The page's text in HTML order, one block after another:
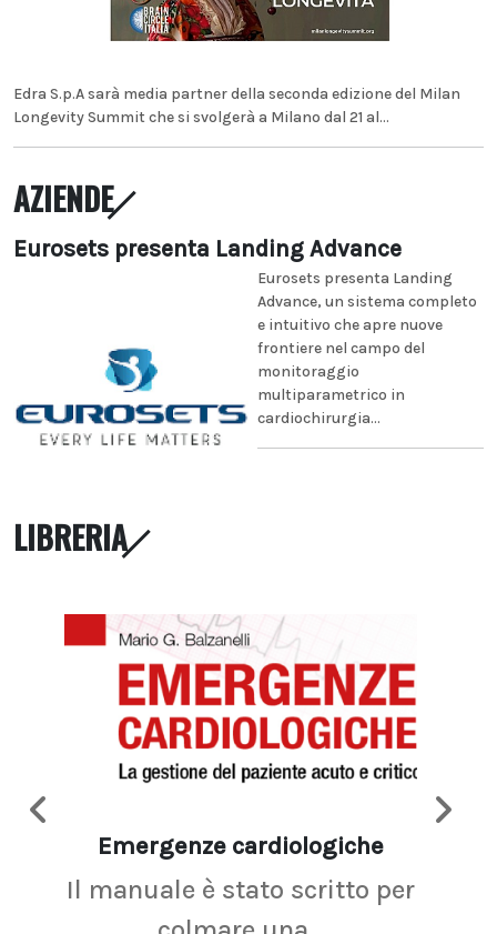
Edra S.p.A sarà media partner della seconda edizione del Milan
Longevity Summit che si svolgerà a Milano dal 21 al...
AZIENDE
Eurosets presenta Landing Advance
Eurosets presenta Landing
Advance, un sistema completo
e intuitivo che apre nuove
frontiere nel campo del
monitoraggio
multiparametrico in
cardiochirurgia...
LIBRERIA
Emergenze cardiologiche
Il manuale è stato scritto per